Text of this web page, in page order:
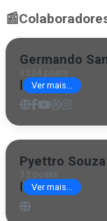
📰
Germando
3224 posts
| Ver mais...
Pyettro Souza
32 posts
| Ver mais...